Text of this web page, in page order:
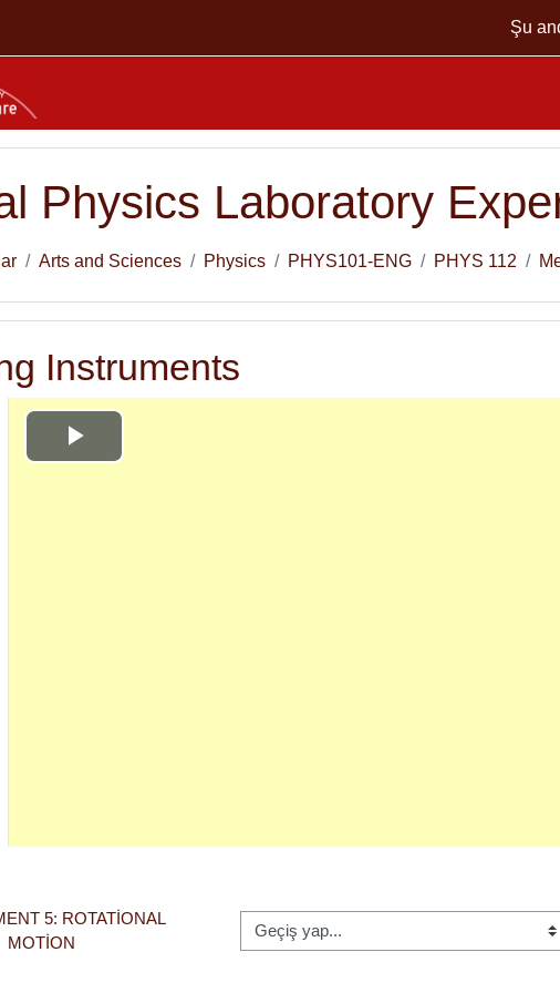
Şu
Physics Laboratory
Arts and Sciences Physics PHYS101-ENG PHYS 112
Instruments
Videoyu
5: ROTATIONAL
MOTION
Geçiş yap...